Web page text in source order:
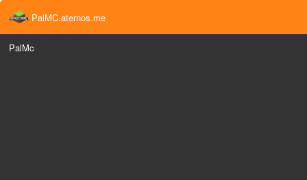
PalMC.aternos.me
PalMc